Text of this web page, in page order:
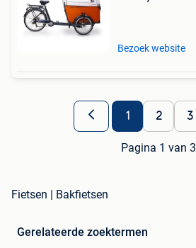
Bezoek website
1 2 3
Pagina 1 van 3
Fietsen | Bakfietsen
Gerelateerde zoektermen